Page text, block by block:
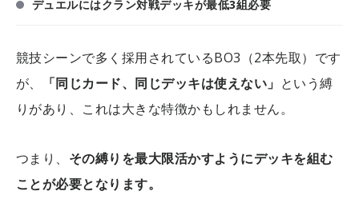
デュエルにはクラン対戦デッキが最低3組必要
競技シーンで多く採用されているBO3（2本先取）です
が、
「同じカード、同じデッキは使えない」 という縛
りがあり、これは大きな特徴かもしれません。
つまり、 その縛りを最大限活かすようにデッキを組む
ことが必要となります。